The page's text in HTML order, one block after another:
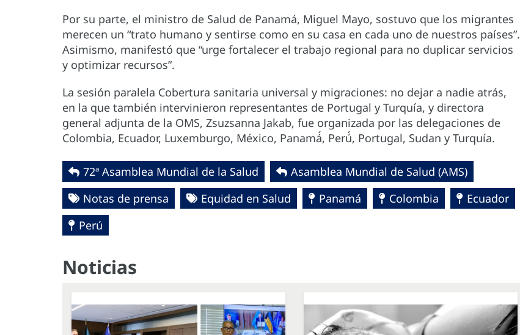
Por su parte, el ministro de Salud de Panamá, Miguel Mayo, sostuvo que los migrantes
merecen un “trato humano y sentirse como en su casa en cada uno de nuestros países”.
Asimismo, manifestó que “urge fortalecer el trabajo regional para no duplicar servicios
y optimizar recursos”.
La sesión paralela Cobertura sanitaria universal y migraciones: no dejar a nadie atrás,
en la que también intervinieron representantes de Portugal y Turquía, y directora
general adjunta de la OMS, Zsuzsanna Jakab, fue organizada por las delegaciones de
Colombia, Ecuador, Luxemburgo, México, Panamá́, Perú́, Portugal, Sudan y Turquía.
72ª Asamblea Mundial de la Salud
Asamblea Mundial de Salud (AMS)
Notas de prensa
Equidad en Salud Panamá Colombia
Ecuador
Perú
Noticias